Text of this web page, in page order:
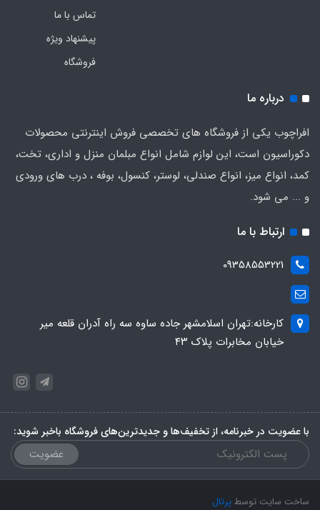
تماس با ما
پیشنهاد ویژه
فروشگاه
درباره ما
افراچوب یکی از فروشگاه های تخصصی فروش اینترنتی محصولات
دکوراسیون است، این لوازم شامل انواع مبلمان منزل و اداری، تخت،
کمد، انواع میز، انواع صندلی، لوستر، کنسول، بوفه ، درب های ورودی
و ... می شود.
ارتباط با ما
09358553221
کارخانه:تهران اسلامشهر جاده ساوه سه راه آدران قلعه میر
خیابان مخابرات پلاک ۴۳
با عضویت در خبرنامه، از تخفیف‌ها و جدیدترین‌های فروشگاه باخبر شوید:
عضویت
ساخت سایت توسطپرتال